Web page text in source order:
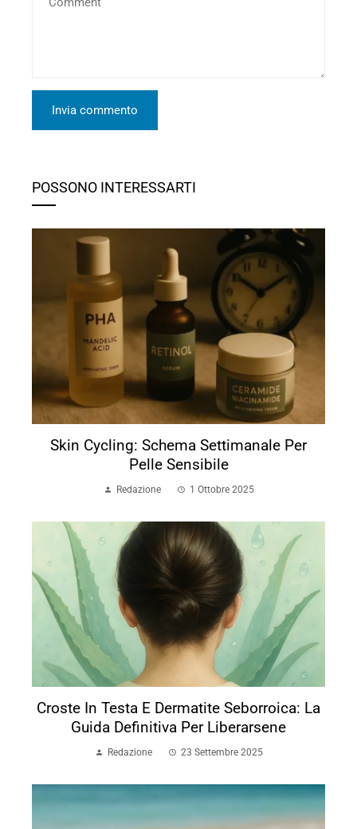
POSSONO INTERESSARTI
Skin Cycling: Schema Settimanale Per
Pelle Sensibile
Redazione 1 Ottobre 2025
Croste In Testa E Dermatite Seborroica: La
Guida Definitiva Per Liberarsene
Redazione 23 Settembre 2025